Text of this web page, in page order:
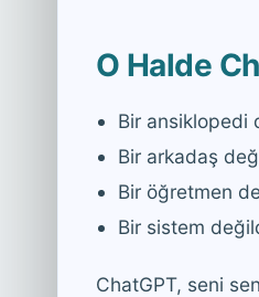
O Halde
Bir ansiklopedi
Bir arkadaş
Bir öğretmen
Bir sistem
ChatGPT, seni